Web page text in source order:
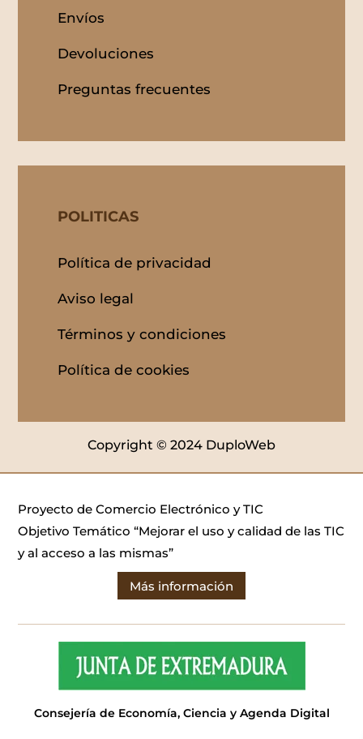
Envíos
Devoluciones
Preguntas frecuentes
POLITICAS
Política de privacidad
Aviso legal
Términos y condiciones
Política de cookies
Copyright © 2024 DuploWeb
Proyecto de Comercio Electrónico y TIC
Objetivo Temático “Mejorar el uso y calidad de las TIC
y al acceso a las mismas”
Más información
Consejería de Economía, Ciencia y Agenda Digital